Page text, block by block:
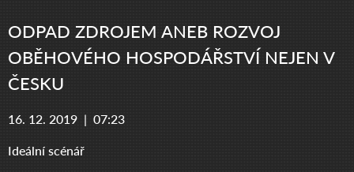
ODPAD ZDROJEM ANEB ROZVOJ
OBĚHOVÉHO HOSPODÁŘSTVÍ NEJEN V
ČESKU
16. 12. 2019 | 07:23
Ideální scénář